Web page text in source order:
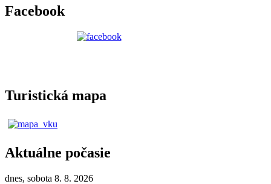
Facebook
Turistická mapa
Aktuálne počasie
dnes, sobota 8. 8. 2026